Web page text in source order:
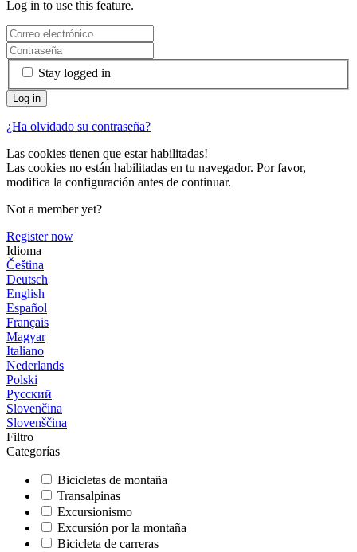
Log in to use this feature.
Stay logged in
¿Ha olvidado su contraseña?
Las cookies tienen que estar habilitadas!
Las cookies no están habilitadas en tu navegador. Por favor,
modifica la configuración antes de continuar.
Not a member yet?
Register now
Idioma
Čeština
Deutsch
English
Español
Français
Magyar
Italiano
Nederlands
Polski
Русский
Slovenčina
Slovenščina
Filtro
Categorías
Bicicletas de montaña
Transalpinas
Excursionismo
Excursión por la montaña
Bicicleta de carreras